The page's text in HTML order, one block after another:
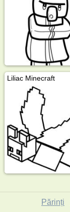
Liliac Minecraft
Părinți